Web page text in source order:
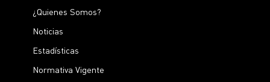
¿Quienes Somos?
Noticias
Estadísticas
Normativa Vigente